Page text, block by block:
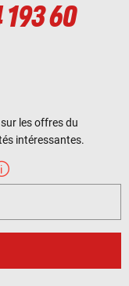
60
les offres du
intéressantes.